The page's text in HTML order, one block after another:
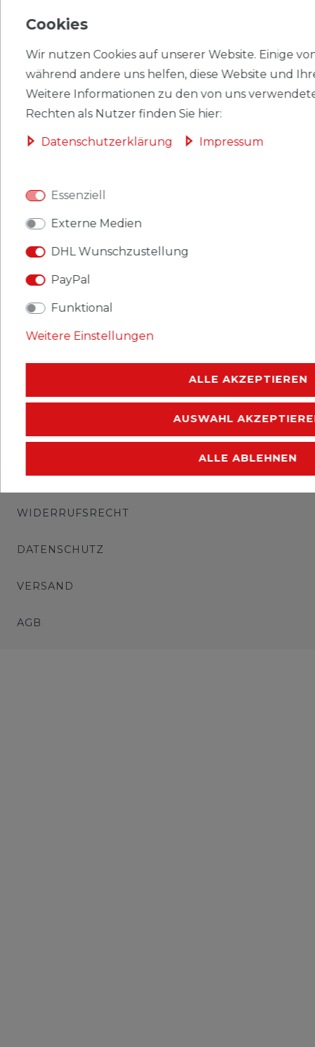
HERSTELLER
(kompl.Ausgabe) gestempelt 1978 Skisport
Gebiet: BRD (BR.Deutschland)
Ausgabeanlass: 1978 Skisport
Titel: 958 (kompl.Ausgabe)
IMPRESSUM
WIDERRUFSRECHT
DATENSCHUTZ
VERSAND
AGB
Cookies
Wir nutzen Cookies auf unserer Website. Einige
während andere uns helfen, diese Website und
Weitere Informationen zu den von uns
Rechten als Nutzer finden Sie hier:
Daten­schutz­erklärung Impressum
Essenziell
Externe Medien
DHL Wunschzustellung
PayPal
Funktional
Weitere Einstellungen
ALLE AKZEPTIEREN
AUSWAHL
ALLE ABLEHNEN